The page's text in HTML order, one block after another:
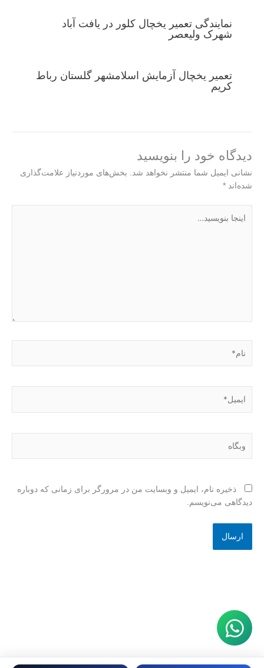
نمایندگی تعمیر یخچال کلور در یافت آباد
شهرک ولیعصر
تعمیر یخچال آزمایش اسلامشهر گلستان رباط
کریم
دیدگاه‌ خود را بنویسید
نشانی ایمیل شما منتشر نخواهد شد. بخش‌های موردنیاز علامت‌گذاری
شده‌اند *
بنویسید…
ذخیره نام، ایمیل و وبسایت من در مرورگر برای زمانی که دوباره
دیدگاهی می‌نویسم.